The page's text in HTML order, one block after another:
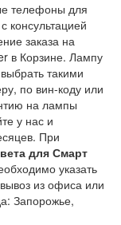
телефоны для
консультацией
заказа на
в Корзине. Лампу
такими
по вин-коду или
на лампы
у нас и
При
для Смарт
указать
из офиса или
Запорожье,